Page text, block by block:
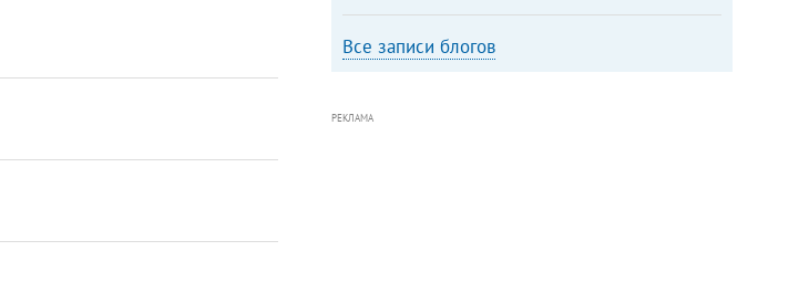
Все записи блогов
РЕКЛАМА